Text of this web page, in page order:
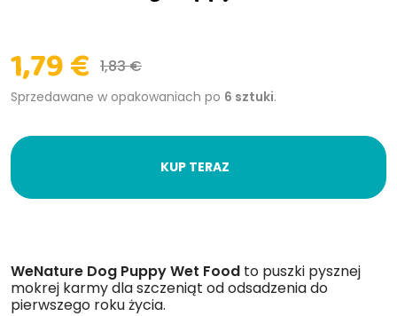
1,79 € 1,83 €
Sprzedawane w opakowaniach po 6 sztuki.
KUP TERAZ
WeNature Dog Puppy Wet Food to puszki pysznej
mokrej karmy dla szczeniąt od odsadzenia do
pierwszego roku życia.